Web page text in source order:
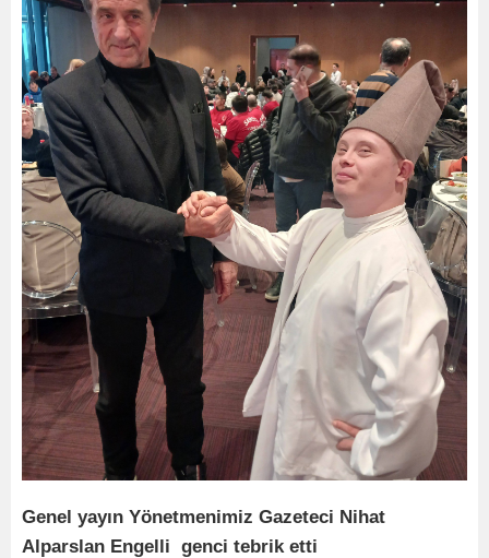
Genel yayın Yönetmenimiz Gazeteci Nihat
Alparslan Engelli genci tebrik etti